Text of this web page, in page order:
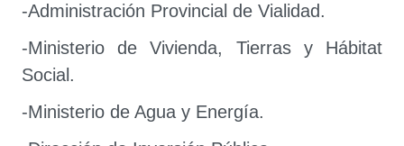
-Administración Provincial de Vialidad.
-Ministerio de Vivienda, Tierras y Hábitat
Social.
-Ministerio de Agua y Energía.